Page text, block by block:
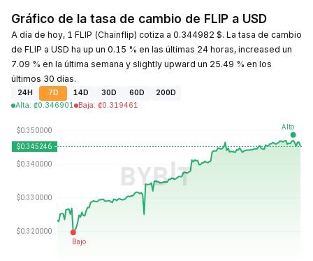
Gráfico de la tasa de cambio de FLIP a USD
A día de hoy, 1 FLIP (Chainflip) cotiza a 0.344982 $. La tasa de cambio
de FLIP a USD ha up un 0.15 % en las últimas 24 horas, increased un
7.09 % en la última semana y slightly upward un 25.49 % en los
últimos 30 días.
24H 7D 14D 30D 60D
200D
Alta: ₡0.346901 Baja: ₡0.319461
Última actualización: 2026-08-07, 13:14 GMT+0